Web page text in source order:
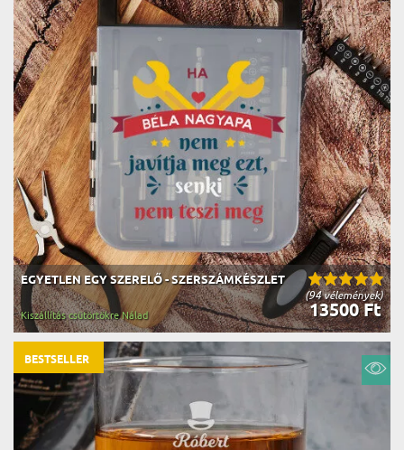
(94 vélemények)
EGYETLEN EGY SZERELŐ - SZERSZÁMKÉSZLET
13500 Ft
Kiszállítás csütörtökre Nálad
BESTSELLER